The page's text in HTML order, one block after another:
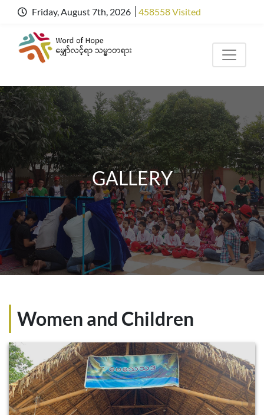
Friday, August 7th, 2026 458558 Visited
GALLERY
Women and Children